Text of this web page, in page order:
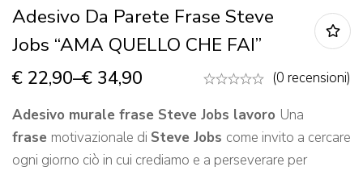
Adesivo Da Parete Frase Steve
Jobs “AMA QUELLO CHE FAI”
€ 22,90–€ 34,90
(0 recensioni)
Adesivo murale frase Steve Jobs lavoro Una
frase motivazionale di Steve Jobs come invito a cercare
ogni giorno ciò in cui crediamo e a perseverare per